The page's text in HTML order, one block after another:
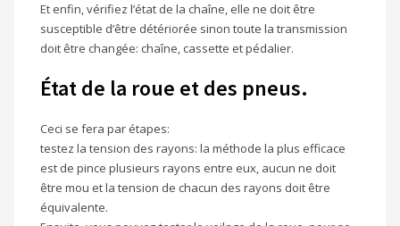
Et enfin, vérifiez l’état de la chaîne, elle ne doit être
susceptible d’être détériorée sinon toute la transmission
doit être changée: chaîne, cassette et pédalier.
État de la roue et des pneus.
Ceci se fera par étapes:
testez la tension des rayons: la méthode la plus efficace
est de pince plusieurs rayons entre eux, aucun ne doit
être mou et la tension de chacun des rayons doit être
équivalente.